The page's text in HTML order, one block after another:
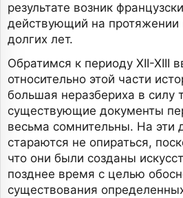
результате возник
действующий на
долгих лет.
Обратимся к периоду XII-XIII
относительно этой части
большая неразбериха в силу
существующие документы
весьма сомнительны. На эти
стараются не опираться,
что они были созданы
позднее время с целью
существования